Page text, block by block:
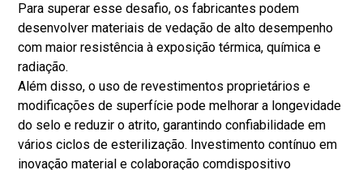
Para superar esse desafio, os fabricantes podem
desenvolver materiais de vedação de alto desempenho
com maior resistência à exposição térmica, química e
radiação.
Além disso, o uso de revestimentos proprietários e
modificações de superfície pode melhorar a longevidade
do selo e reduzir o atrito, garantindo confiabilidade em
vários ciclos de esterilização. Investimento contínuo em
inovação material e colaboração comdispositivo